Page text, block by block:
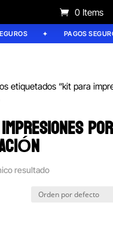
0 Items
PAGOS
etiquetados “kit para
POR
resultado